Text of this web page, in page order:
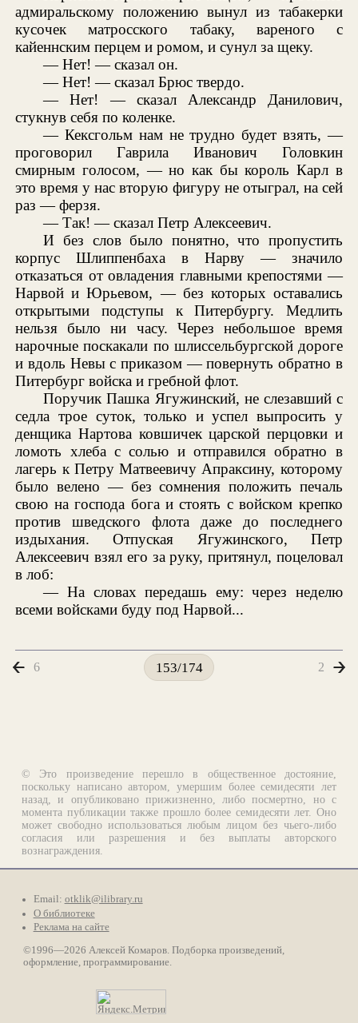
адмиральскому положению вынул из табакерки
кусочек матросского табаку, вареного с
кайеннским перцем и ромом, и сунул за щеку.
— Нет! — сказал он.
— Нет! — сказал Брюс твердо.
— Нет! — сказал Александр Данилович,
стукнув себя по коленке.
— Кексгольм нам не трудно будет взять, —
проговорил Гаврила Иванович Головкин
смирным голосом, — но как бы король Карл в
это время у нас вторую фигуру не отыграл, на сей
раз — ферзя.
— Так! — сказал Петр Алексеевич.
И без слов было понятно, что пропустить
корпус Шлиппенбаха в Нарву — значило
отказаться от овладения главными крепостями —
Нарвой и Юрьевом, — без которых оставались
открытыми подступы к Питербургу. Медлить
нельзя было ни часу. Через небольшое время
нарочные поскакали по шлиссельбургской дороге
и вдоль Невы с приказом — повернуть обратно в
Питербург войска и гребной флот.
Поручик Пашка Ягужинский, не слезавший с
седла трое суток, только и успел выпросить у
денщика Нартова ковшичек царской перцовки и
ломоть хлеба с солью и отправился обратно в
лагерь к Петру Матвеевичу Апраксину, которому
было велено — без сомнения положить печаль
свою на господа бога и стоять с войском крепко
против шведского флота даже до последнего
издыхания. Отпуская Ягужинского, Петр
Алексеевич взял его за руку, притянул, поцеловал
в лоб:
— На словах передашь ему: через неделю
всеми войсками буду под Нарвой...
6 153/174 2
© Это произведение перешло в общественное достояние,
поскольку написано автором, умершим более семидесяти лет
назад, и опубликовано прижизненно, либо посмертно, но с
момента публикации также прошло более семидесяти лет. Оно
может свободно использоваться любым лицом без чьего-либо
согласия или разрешения и без выплаты авторского
вознаграждения.
Email: otklik@ilibrary.ru
О библиотеке
Реклама на сайте
©1996—2026 Алексей Комаров. Подборка произведений,
оформление, программирование.